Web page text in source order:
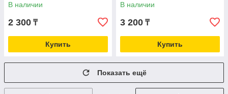
В наличии
2 300 ₸
Купить
В наличии
3 200 ₸
Купить
Показать ещё